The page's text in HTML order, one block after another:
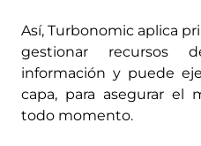
Así, Turbonomic aplica
gestionar recursos
información y puede
capa, para asegurar el
todo momento.